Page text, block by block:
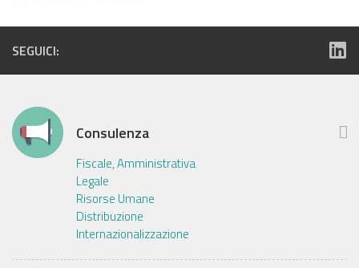
SEGUICI:
Consulenza
Fiscale, Amministrativa
Legale
Risorse Umane
Distribuzione
Internazionalizzazione